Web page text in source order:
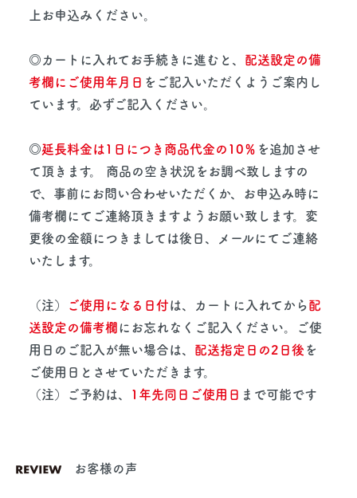
上お申込みください。
◎カートに入れてお手続きに進むと、 配送設定の備
考欄にご使用年月日 をご記入いただくようご案内し
ています。必ずご記入ください。
◎延長料金は1日につき商品代金の10％ を追加させ
て頂きます。 商品の空き状況をお調べ致しますの
で、事前にお問い合わせいただくか、お申込み時に
備考欄にてご連絡頂きますようお願い致します。変
更後の金額につきましては後日、メールにてご連絡
いたします。
（注） ご使用になる日付は、カートに入れてから配
送設定の備考欄 にお忘れなくご記入ください。ご使
用日のご記入が無い場合は、 配送指定日の2日後 を
ご使用日とさせていただきます。
（注）ご予約は、
1年先同日ご使用日 まで可能です
お客様の声